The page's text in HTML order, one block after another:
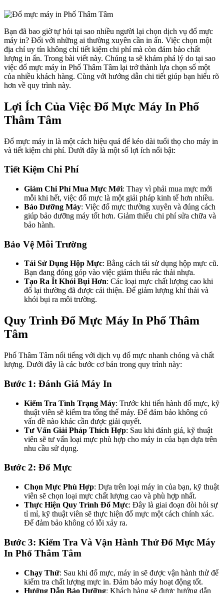
Bạn đã bao giờ tự hỏi tại sao nhiều người lại chọn dịch vụ đổ mực
máy in? Đối với những ai thường xuyên cần in ấn. Việc chọn một
địa chỉ uy tín không chỉ tiết kiệm chi phí mà còn đảm bảo chất
lượng in ấn. Trong bài viết này. Chúng ta sẽ khám phá lý do tại sao
việc đổ mực máy in Phố Thâm Tâm lại trở thành lựa chọn số một
của nhiều khách hàng. Cùng với hướng dẫn chi tiết giúp bạn hiểu rõ
hơn về quy trình này.
Lợi Ích Của Việc Đổ Mực Máy In Phố
Thâm Tâm
Đổ mực máy in là một cách hiệu quả để kéo dài tuổi thọ cho máy in
và tiết kiệm chi phí. Dưới đây là một số lợi ích nổi bật:
Tiết Kiệm Chi Phí
Giảm Chi Phí Mua Mực Mới: Thay vì phải mua mực mới
mỗi khi hết, việc đổ mực là một giải pháp kinh tế hơn nhiều.
Bảo Dưỡng Máy: Việc đổ mực thường xuyên và đúng cách
giúp bảo dưỡng máy tốt hơn. Giảm thiểu chi phí sửa chữa và
bảo hành.
Bảo Vệ Môi Trường
Tái Sử Dụng Hộp Mực: Bằng cách tái sử dụng hộp mực cũ.
Bạn đang đóng góp vào việc giảm thiểu rác thải nhựa.
Tạo Ra Ít Khói Bụi Hơn: Các loại mực chất lượng cao khi
đổ lại thường đã được cải thiện. Để giảm lượng khí thải và
khói bụi ra môi trường.
Quy Trình Đổ Mực Máy In Phố Thâm
Tâm
Phố Thâm Tâm nổi tiếng với dịch vụ đổ mực nhanh chóng và chất
lượng. Dưới đây là các bước cơ bản trong quy trình này:
Bước 1: Đánh Giá Máy In
Kiểm Tra Tình Trạng Máy: Trước khi tiến hành đổ mực, kỹ
thuật viên sẽ kiểm tra tổng thể máy. Để đảm bảo không có
vấn đề nào khác cần được giải quyết.
Tư Vấn Giải Pháp Thích Hợp: Sau khi đánh giá, kỹ thuật
viên sẽ tư vấn loại mực phù hợp cho máy in của bạn dựa trên
nhu cầu sử dụng.
Bước 2: Đổ Mực
Chọn Mực Phù Hợp: Dựa trên loại máy in của bạn, kỹ thuật
viên sẽ chọn loại mực chất lượng cao và phù hợp nhất.
Thực Hiện Quy Trình Đổ Mực: Đây là giai đoạn đòi hỏi sự
tỉ mỉ, kỹ thuật viên sẽ thực hiện đổ mực một cách chính xác.
Để đảm bảo không có lỗi xảy ra.
Bước 3: Kiểm Tra Và Vận Hành Thử Đổ Mực Máy
In Phố Thâm Tâm
Chạy Thử: Sau khi đổ mực, máy in sẽ được vận hành thử để
kiểm tra chất lượng mực in. Đảm bảo máy hoạt động tốt.
Hướng Dẫn Bảo Dưỡng: Khách hàng sẽ được hướng dẫn